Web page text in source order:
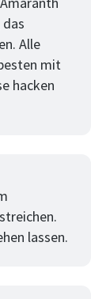
Alle
mit
hacken
lassen.